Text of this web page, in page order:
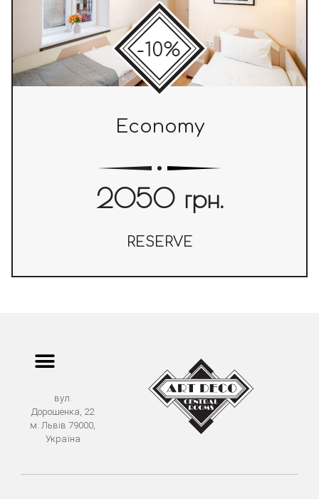
Economy
2050 грн.
RESERVE
вул.
Дорошенка, 22
м. Львів 79000,
Україна